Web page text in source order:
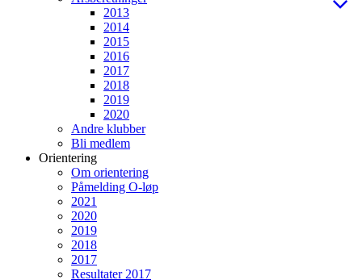
2013
2014
2015
2016
2017
2018
2019
2020
Andre klubber
Bli medlem
Orientering
Om orientering
Påmelding O-løp
2021
2020
2019
2018
2017
Resultater 2017